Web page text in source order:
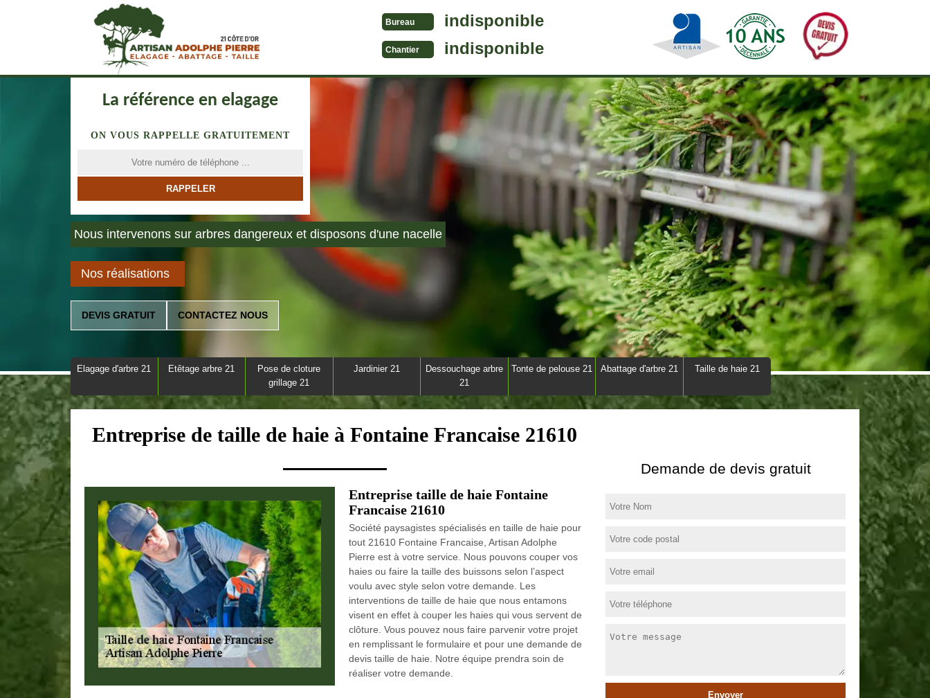
Bureau indisponible
Chantier indisponible
La référence en elagage
ON VOUS RAPPELLE GRATUITEMENT
Nous intervenons sur arbres dangereux et disposons d'une nacelle
Nos réalisations
DEVIS GRATUIT CONTACTEZ NOUS
Elagage d'arbre 21 Etêtage arbre 21
Pose de cloture
grillage 21
Jardinier 21
Dessouchage arbre
21
Tonte de pelouse 21 Abattage d'arbre 21 Taille de haie 21
Entreprise de taille de haie à Fontaine Francaise 21610
Entreprise taille de haie Fontaine
Francaise 21610
Société paysagistes spécialisés en taille de haie pour
tout 21610 Fontaine Francaise, Artisan Adolphe
Pierre est à votre service. Nous pouvons couper vos
haies ou faire la taille des buissons selon l’aspect
voulu avec style selon votre demande. Les
interventions de taille de haie que nous entamons
visent en effet à couper les haies qui vous servent de
clôture. Vous pouvez nous faire parvenir votre projet
en remplissant le formulaire et pour une demande de
devis taille de haie. Notre équipe prendra soin de
réaliser votre demande.
Demande de devis gratuit